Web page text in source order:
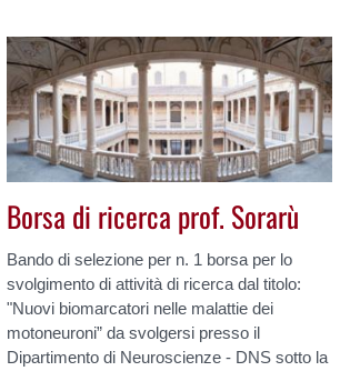
Borsa di ricerca prof. Sorarù
Bando di selezione per n. 1 borsa per lo
svolgimento di attività di ricerca dal titolo:
"Nuovi biomarcatori nelle malattie dei
motoneuroni” da svolgersi presso il
Dipartimento di Neuroscienze - DNS sotto la